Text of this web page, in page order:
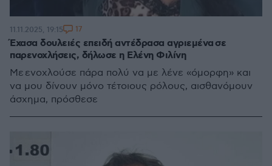
Έχασα δουλειές επειδή αντέδρασα αγριεμένα σε
παρενοχλήσεις, δήλωσε η Ελένη Φιλίνη
Με ενοχλούσε πάρα πολύ να με λένε «όμορφη» και
να μου δίνουν μόνο τέτοιους ρόλους, αισθανόμουν
άσχημα, πρόσθεσε
11.11.2025, 19:15 17